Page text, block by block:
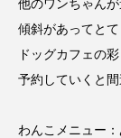
他のワンちゃん
傾斜があってとて
ドッグカフェの
予約していくと間
わんこメニュー：